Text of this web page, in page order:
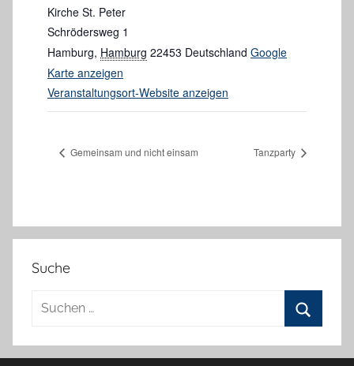
Kirche St. Peter
Schrödersweg 1
Hamburg, Hamburg 22453 Deutschland Google
Karte anzeigen
Veranstaltungsort-Website anzeigen
Gemeinsam und nicht einsam Tanzparty
Suche
Suchen